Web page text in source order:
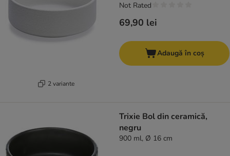
2 variante
69,90 lei
Not Rated
Adaugă în coș
Trixie Bol din ceramică,
negru
900 ml, Ø 16 cm